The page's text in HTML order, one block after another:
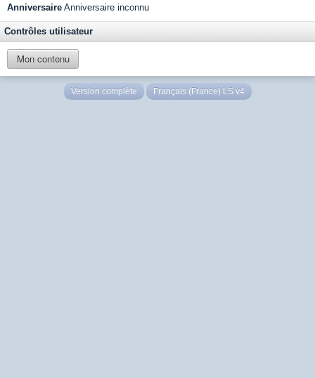
Anniversaire Anniversaire inconnu
Contrôles utilisateur
Mon contenu
Version complète Français (France) LS v4